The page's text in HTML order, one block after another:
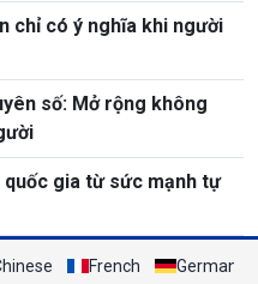
chỉ có ý nghĩa khi người
số: Mở rộng không
gia từ sức mạnh tự
French German